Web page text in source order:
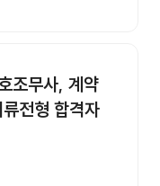
조무사, 계약
전형 합격자